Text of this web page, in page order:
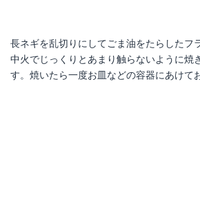
長ネギを乱切りにしてごま油をたらしたフ
中火でじっくりとあまり触らないように焼
す。焼いたら一度お皿などの容器にあけて